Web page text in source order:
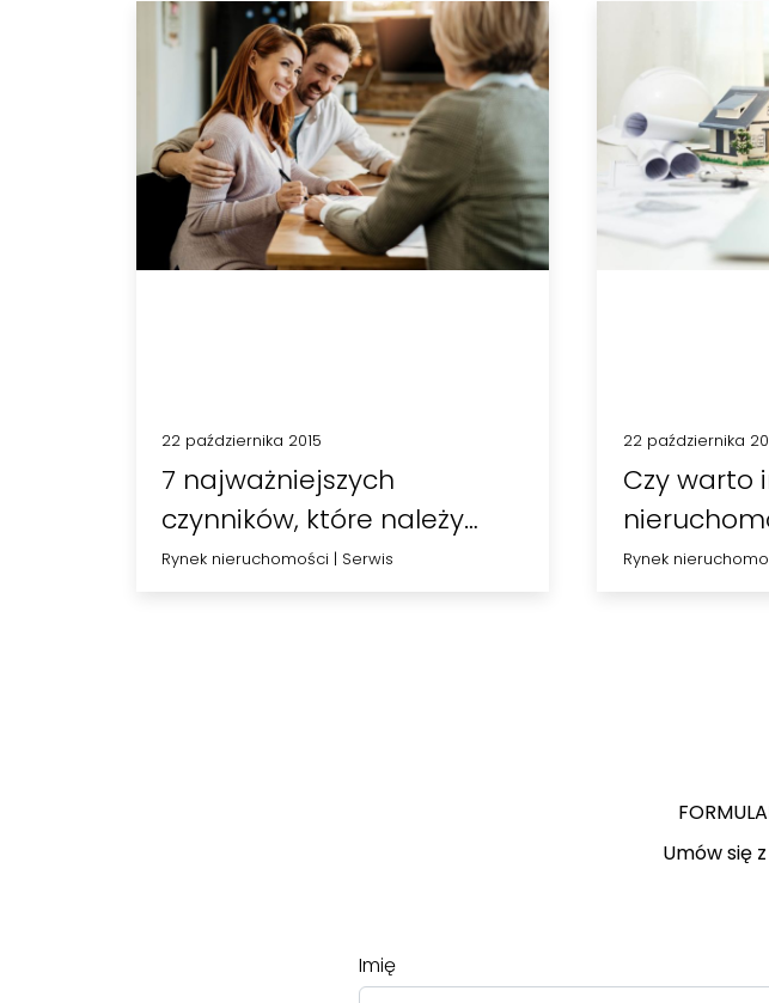
22 października 2015
7 najważniejszych
czynników, które należy
wziąć pod uwagę
Rynek nieruchomości | Serwis
22 października
Czy warto
wynajem?
Rynek
Umów się
Imię